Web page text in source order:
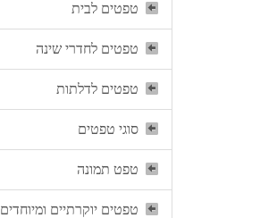
טפטים לבית
טפטים לחדרי שינה
טפטים לדלתות
סוגי טפטים
טפט תמונה
טפטים יוקרתיים ומיוחדים